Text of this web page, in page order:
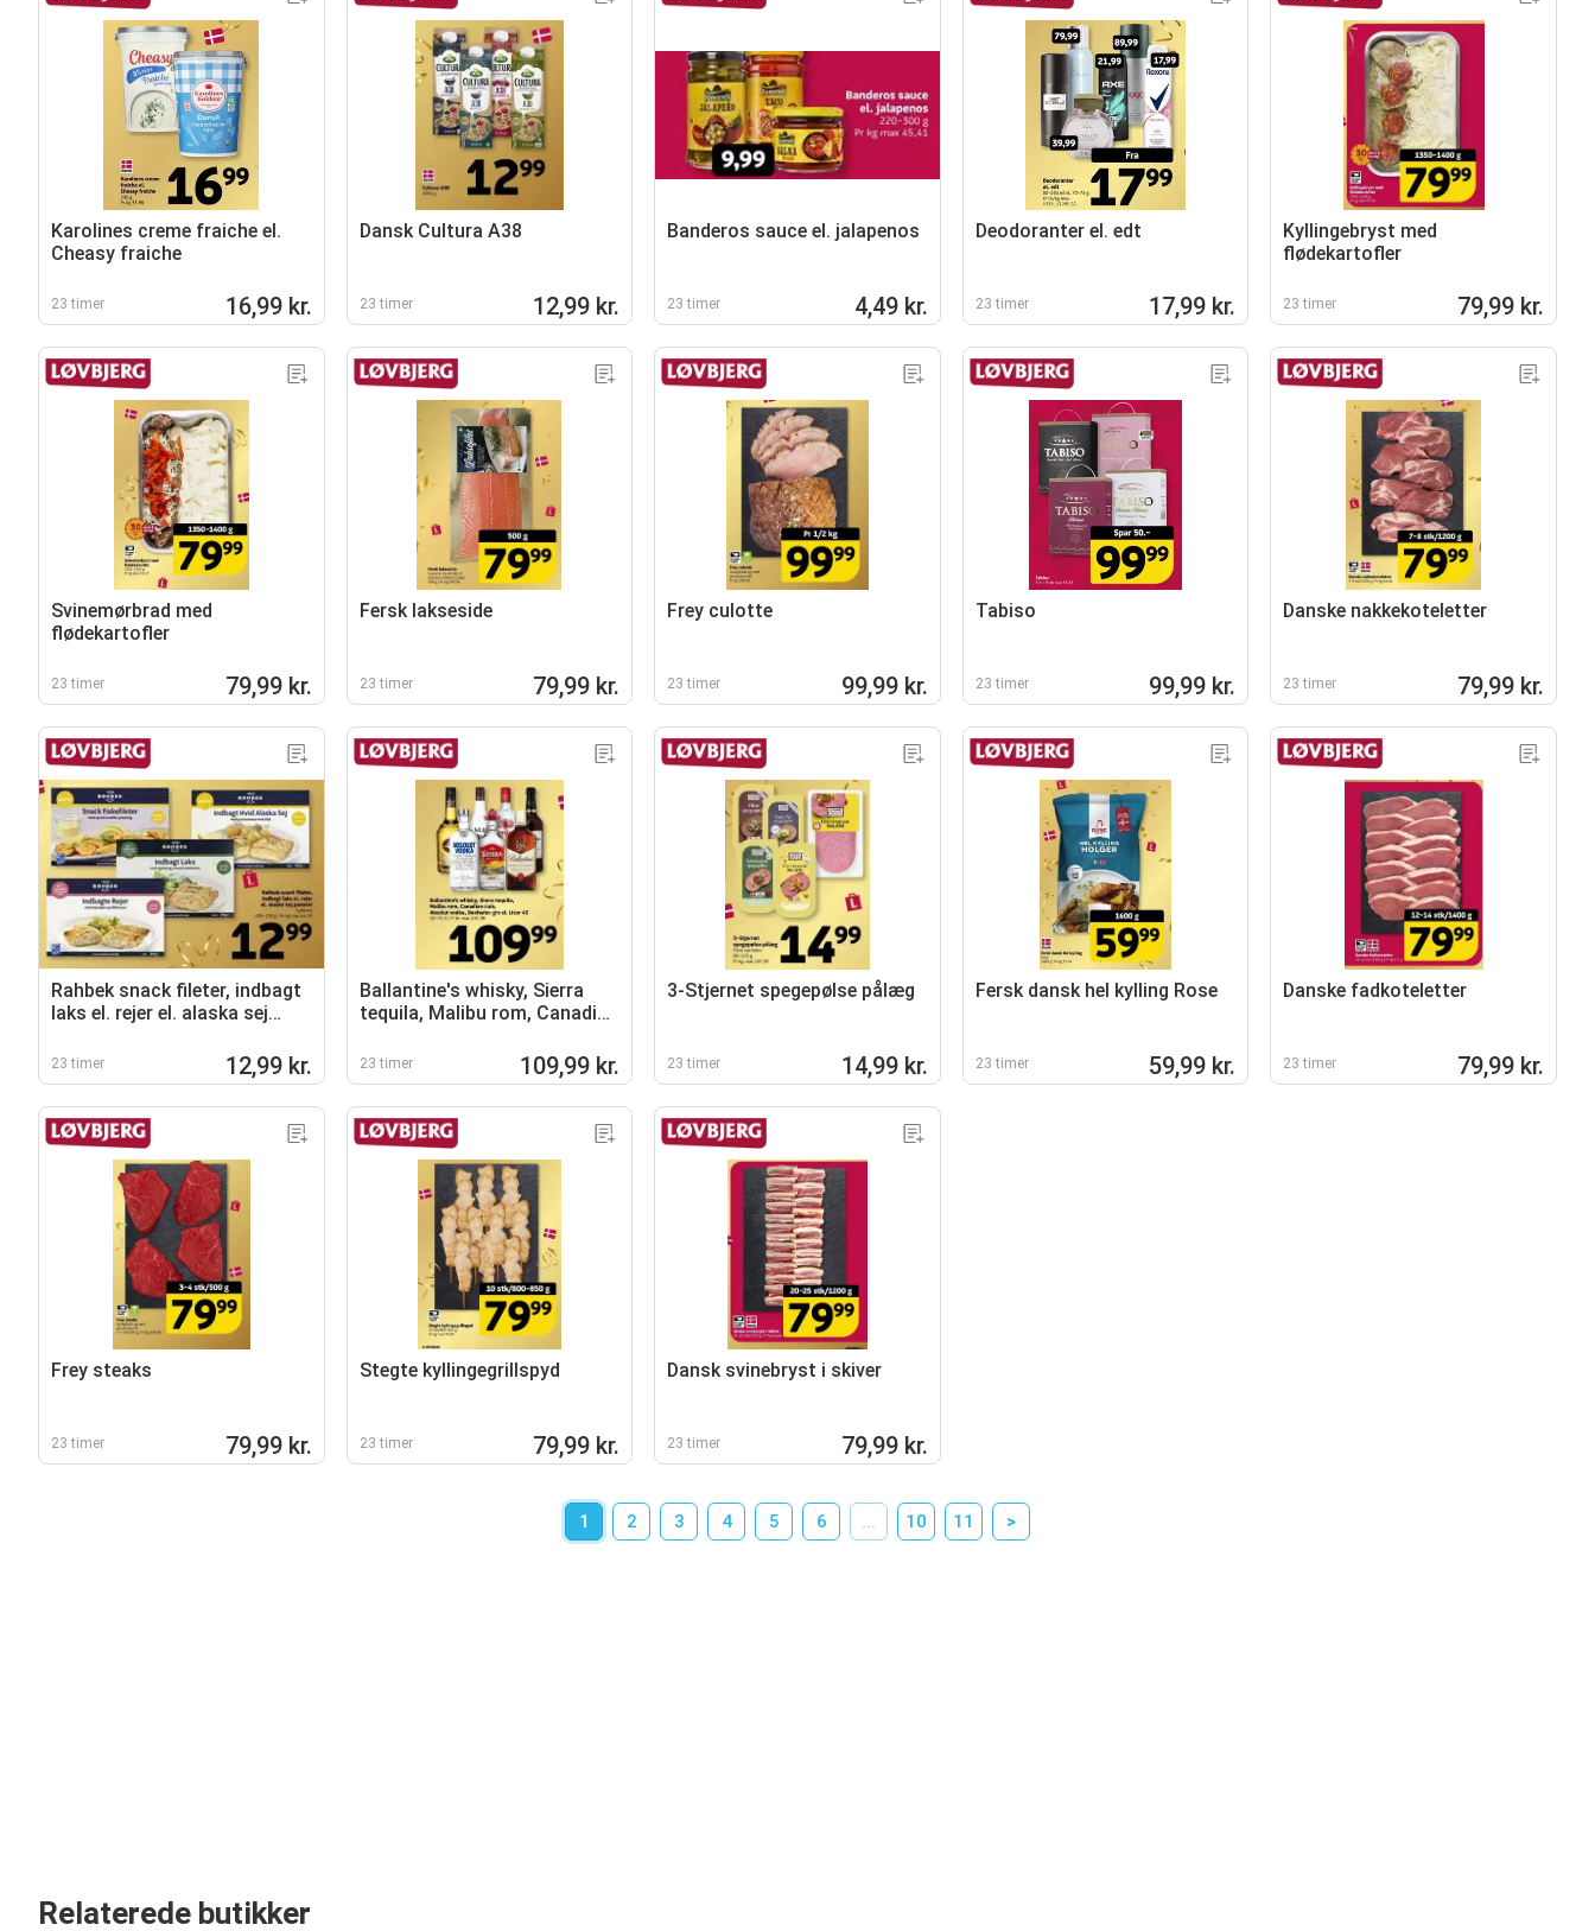
Karolines creme fraiche el.
Cheasy fraiche
23 timer 16,99 kr.
Dansk Cultura A38
23 timer 12,99 kr.
Banderos sauce el. jalapenos
23 timer 4,49 kr.
Deodoranter el. edt
23 timer 17,99 kr.
Kyllingebryst med
flødekartofler
23 timer 79,99 kr.
Svinemørbrad med
flødekartofler
23 timer 79,99 kr.
Fersk lakseside
23 timer 79,99 kr.
Frey culotte
23 timer 99,99 kr.
Tabiso
23 timer 99,99 kr.
Danske nakkekoteletter
23 timer 79,99 kr.
Rahbek snack fileter, indbagt
laks el. rejer el. alaska sej
23 timer 12,99 kr.
Ballantine's whisky, Sierra
tequila, Malibu rom, Canadian
Beefeater gin el. Licor 43
23 timer 109,99 kr.
3-Stjernet spegepølse pålæg
23 timer 14,99 kr.
Fersk dansk hel kylling Rose
23 timer 59,99 kr.
Danske fadkoteletter
23 timer 79,99 kr.
Frey steaks
23 timer 79,99 kr.
Stegte kyllingegrillspyd
23 timer 79,99 kr.
Dansk svinebryst i skiver
23 timer 79,99 kr.
1 2 3 4 5 6 ... 10 11 >
Relaterede butikker